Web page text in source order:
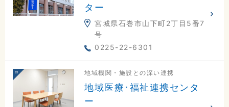
ター
宮城県石巻市山下町2丁目5番7
号
0225-22-6301
地域機関・施設との深い連携
地域医療･福祉連携センタ
ー